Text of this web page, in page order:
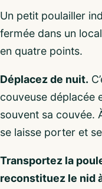
Un petit poulailler
fermée dans un
en quatre points.
Déplacez de nuit.
couveuse déplacée
souvent sa couvée.
se laisse porter et
Transportez la
reconstituez le nid